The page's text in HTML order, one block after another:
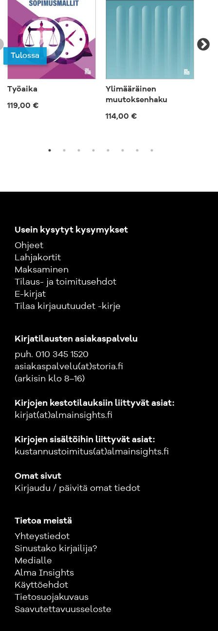
Tulossa
Työaika
119,00 €
Ylimääräinen
muutoksenhaku
114,00 €
Usein kysytyt kysymykset
Ohjeet
Lahjakortit
Maksaminen
Tilaus- ja toimitusehdot
E-kirjat
Tilaa kirjauutuudet -kirje
Kirjatilausten asiakaspalvelu
puh. 010 345 1520
asiakaspalvelu(at)storia.fi
(arkisin klo 8–16)
Kirjojen kestotilauksiin liittyvät asiat:
kirjat(at)almainsights.fi
Kirjojen sisältöihin liittyvät asiat:
kustannustoimitus(at)almainsights.fi
Omat sivut
Kirjaudu / päivitä omat tiedot
Tietoa meistä
Yhteystiedot
Sinustako kirjailija?
Medialle
Alma Insights
Käyttöehdot
Tietosuojakuvaus
Saavutettavuusseloste